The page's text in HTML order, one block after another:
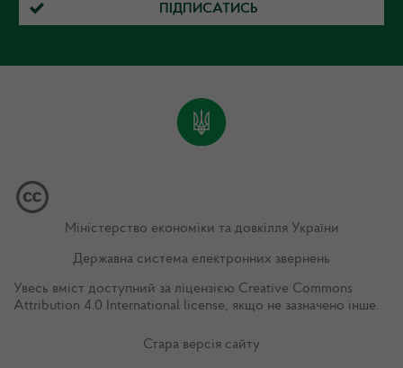
ПІДПИСАТИСЬ
Міністерство економіки та довкілля України
Державна система електронних звернень
Увесь вміст доступний за ліцензією Creative Commons
Attribution 4.0 International license, якщо не зазначено інше.
Стара версія сайту